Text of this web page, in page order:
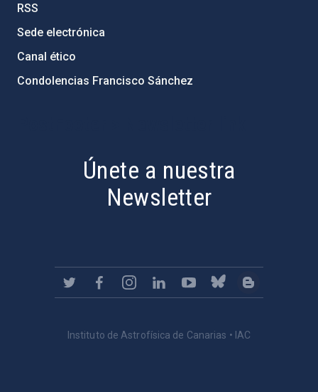
RSS
Sede electrónica
Canal ético
Condolencias Francisco Sánchez
Únete a nuestra
Newsletter
Instituto de Astrofísica de Canarias • IAC